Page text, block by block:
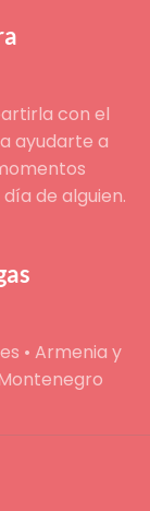
con el
ayudarte a
de alguien.
• Armenia y